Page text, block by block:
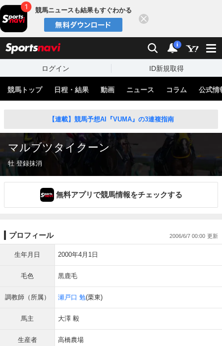
競馬ニュースも結果もすぐわかる
検索 通知
i
ログイン ID新規取得
競馬トップ 日程・結果 動画 ニュース コラム 公式情
【連載】競馬予想AI『VUMA』の3連複指南
マルブツタイクーン
牡 登録抹消
無料アプリで競馬情報をチェックする
プロフィール 2006/6/7 00:00
生年月日 2000年4月1日
毛色 黒鹿毛
調教師（所属） 瀬戸口 勉(栗東)
馬主 大澤 毅
生産者 高橋農場